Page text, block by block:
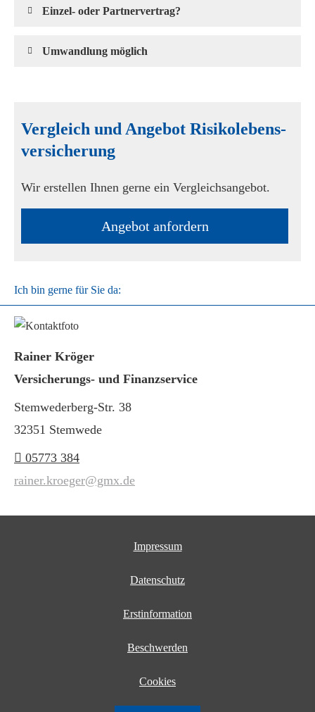
Einzel- oder Partnervertrag?
Umwandlung möglich
Vergleich und Angebot Risiko­lebens­
ver­si­che­rung
Wir erstellen Ihnen gerne ein Vergleichsangebot.
An­ge­bot an­for­dern
Ich bin gerne für Sie da:
Rainer Kröger
Versicherungs- und Finanzservice
Stemwederberg-Str. 38
32351 Stemwede
05773 384
rainer.kroeger@gmx.de
Impressum
Datenschutz
Erstinformation
Beschwerden
Cookies